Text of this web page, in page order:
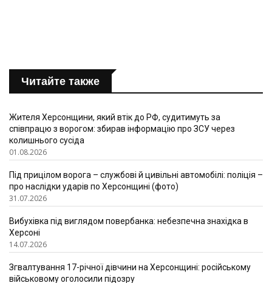
Читайте также
Жителя Херсонщини, який втік до РФ, судитимуть за
співпрацю з ворогом: збирав інформацію про ЗСУ через
колишнього сусіда
01.08.2026
Під прицілом ворога – службові й цивільні автомобілі: поліція –
про наслідки ударів по Херсонщині (фото)
31.07.2026
Вибухівка під виглядом повербанка: небезпечна знахідка в
Херсоні
14.07.2026
Згвалтування 17-річної дівчини на Херсонщині: російському
військовому оголосили підозру